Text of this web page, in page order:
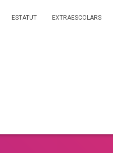
ESTATUT EXTRAESCOLARS